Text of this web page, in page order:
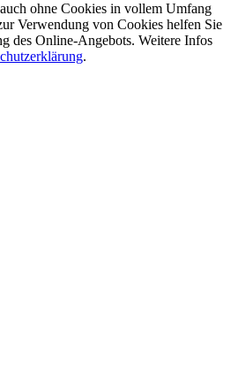
ohne Cookies in vollem Umfang
Verwendung von Cookies helfen Sie
des Online-Angebots. Weitere Infos
.